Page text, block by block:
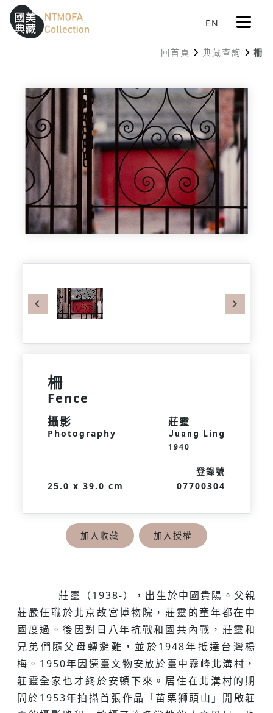
跳到中間主要內容區
網站導覽
::: EN 更
多
單
回首頁 典藏查詢 柵
Previous
柵
Fence
攝影
Photography
莊靈
Juang Ling
1940
25.0 x 39.0 cm
登錄號
07700304
加入收藏 加入授權
莊靈（1938-），出生於中國貴陽。父親
莊嚴任職於北京故宮博物院，莊靈的童年都在中
國度過。後因對日八年抗戰和國共內戰，莊靈和
兄弟們隨父母轉避難，並於1948年抵達台灣楊
梅。1950年因遷臺文物安放於臺中霧峰北溝村，
莊靈全家也才終於安頓下來。居住在北溝村的期
間於1953年拍攝首張作品「苗栗獅頭山」開啟莊